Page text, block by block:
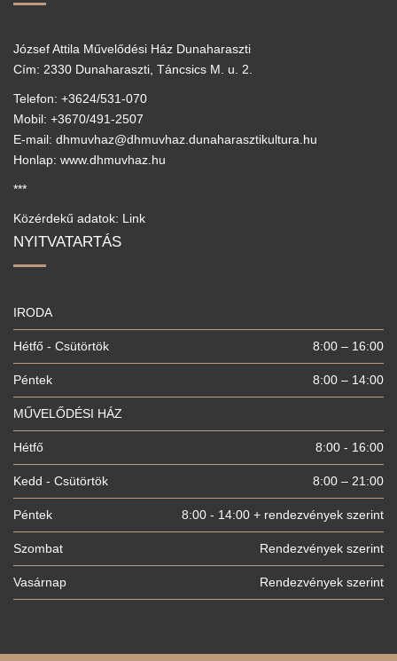
József Attila Művelődési Ház Dunaharaszti
Cím: 2330 Dunaharaszti, Táncsics M. u. 2.
Telefon: +3624/531-070
Mobil: +3670/491-2507
E-mail: dhmuvhaz@dhmuvhaz.dunaharasztikultura.hu
Honlap: www.dhmuvhaz.hu
***
Közérdekű adatok: Link
NYITVATARTÁS
IRODA
Hétfő - Csütörtök 8:00 – 16:00
Péntek 8:00 – 14:00
MŰVELŐDÉSI HÁZ
Hétfő 8:00 - 16:00
Kedd - Csütörtök 8:00 – 21:00
Péntek 8:00 - 14:00 + rendezvények szerint
Szombat Rendezvények szerint
Vasárnap Rendezvények szerint